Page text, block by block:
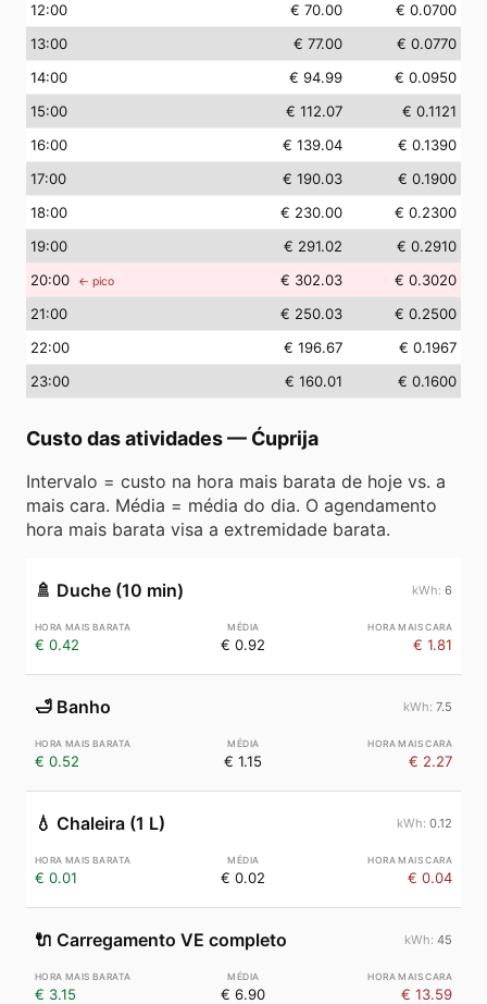
12:00 € 70.00
€ 0.0700
13:00 € 77.00
€ 0.0770
14:00 € 94.99
€ 0.0950
15:00 € 112.07
€ 0.1121
16:00 € 139.04
€ 0.1390
17:00 € 190.03
€ 0.1900
18:00 € 230.00
€ 0.2300
19:00 € 291.02
€ 0.2910
20:00 ← pico € 302.03
€ 0.3020
21:00 € 250.03
€ 0.2500
22:00 € 196.67
€ 0.1967
23:00 € 160.01 € 0.1600
Custo das atividades— Ćuprija
Intervalo = custo na hora mais barata de hoje vs. a
mais cara. Média = média do dia. O agendamento
hora mais barata visa a extremidade barata.
🚿 Duche (10 min) 6
€ 0.42 € 0.92 € 1.81
🛁 Banho 7.5
€ 0.52 € 1.15 € 2.27
💧 Chaleira (1 L) 0.12
€ 0.01 € 0.02 € 0.04
🔌 Carregamento VE completo 45
€ 3.15 € 6.90 € 13.59